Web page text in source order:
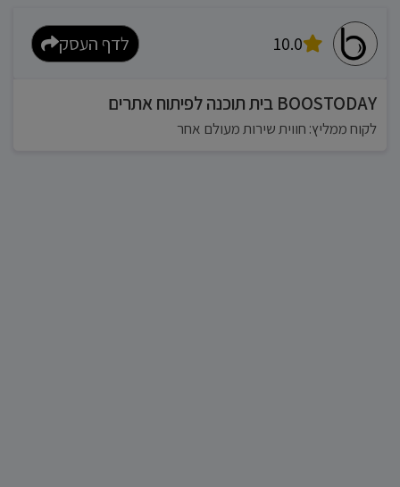
10.0 לדף העסק
BOOSTODAY בית תוכנה לפיתוח אתרים
לקוח ממליץ: חווית שירות מעולם אחר